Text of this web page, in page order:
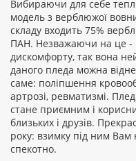
Вибираючи для себе
модель з верблюжої
складу входить 75%
ПАН. Незважаючи на це -
дискомфорту, так вона
даного пледа можна
саме: поліпшення
артрозі, ревматизмі.
стане приємним і
близьких і друзів.
року: взимку під ним Вам
спекотно.
Рейтинг:
ПРОДОВЖИТИ